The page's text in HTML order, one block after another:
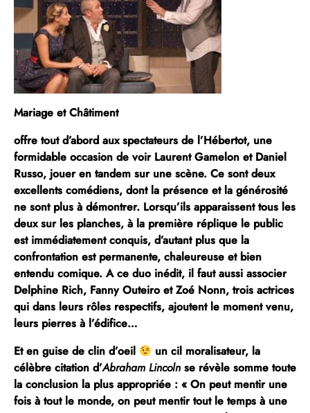
Mariage et Châtiment
offre tout d’abord aux spectateurs de l’Hébertot, une
formidable occasion de voir Laurent Gamelon et Daniel
Russo, jouer en tandem sur une scène. Ce sont deux
excellents comédiens, dont la présence et la générosité
ne sont plus à démontrer. Lorsqu’ils apparaissent tous les
deux sur les planches, à la première réplique le public
est immédiatement conquis, d’autant plus que la
confrontation est permanente, chaleureuse et bien
entendu comique. A ce duo inédit, il faut aussi associer
Delphine Rich, Fanny Outeiro etZoé Nonn, trois actrices
qui dans leurs rôles respectifs, ajoutent le moment venu,
leurs pierres à l’édifice…
Et en guise de clin d’oeil
un cil moralisateur, la
célèbre citation d’Abraham Lincoln se révèle somme toute
la conclusion la plus appropriée : « On peut mentir une
fois à tout le monde, on peut mentir tout le temps à une